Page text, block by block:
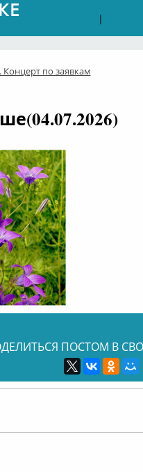
|
Концерт по заявкам
ПОСТОМ В